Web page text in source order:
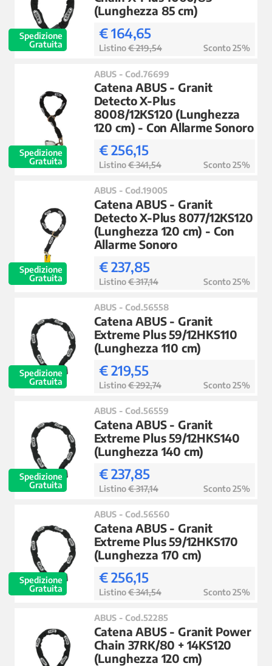
Spedizione
Gratuita
(Lunghezza 85 cm)
€ 164,65
Listino€ 219,54 Sconto 25%
Spedizione
Gratuita
ABUS - Cod.76699
Catena ABUS - Granit
Detecto X-Plus
8008/12KS120 (Lunghezza
120 cm) - Con Allarme Sonoro
€ 256,15
Listino€ 341,54 Sconto 25%
Spedizione
Gratuita
ABUS - Cod.19005
Catena ABUS - Granit
Detecto X-Plus 8077/12KS120
(Lunghezza 120 cm) - Con
Allarme Sonoro
€ 237,85
Listino€ 317,14 Sconto 25%
Spedizione
Gratuita
ABUS - Cod.56558
Catena ABUS - Granit
Extreme Plus 59/12HKS110
(Lunghezza 110 cm)
€ 219,55
Listino€ 292,74 Sconto 25%
Spedizione
Gratuita
ABUS - Cod.56559
Catena ABUS - Granit
Extreme Plus 59/12HKS140
(Lunghezza 140 cm)
€ 237,85
Listino€ 317,14 Sconto 25%
Spedizione
Gratuita
ABUS - Cod.56560
Catena ABUS - Granit
Extreme Plus 59/12HKS170
(Lunghezza 170 cm)
€ 256,15
Listino€ 341,54 Sconto 25%
ABUS - Cod.52285
Catena ABUS - Granit Power
Chain 37RK/80 + 14KS120
(Lunghezza 120 cm)